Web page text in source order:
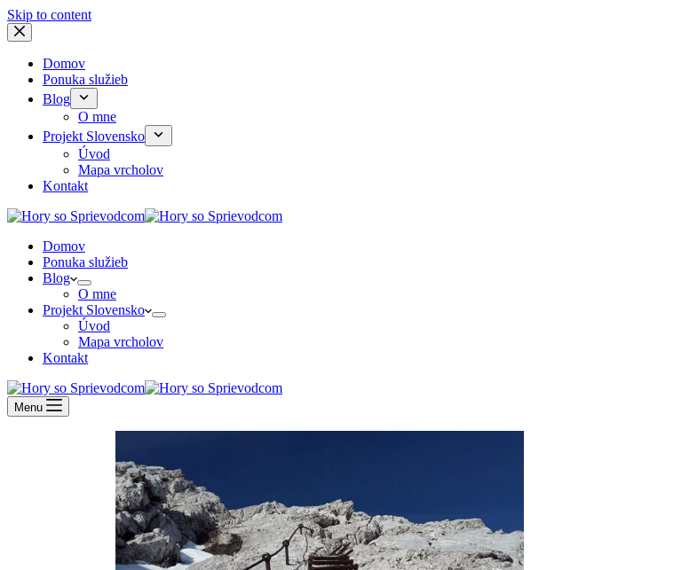
Skip to content
Domov
Ponuka služieb
Blog
O mne
Projekt Slovensko
Úvod
Mapa vrcholov
Kontakt
Domov
Ponuka služieb
Blog
O mne
Projekt Slovensko
Úvod
Mapa vrcholov
Kontakt
Menu